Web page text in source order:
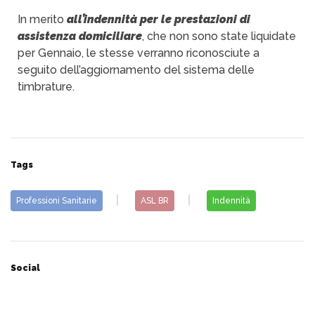
In merito all’indennità per le prestazioni di
assistenza domiciliare, che non sono state liquidate
per Gennaio, le stesse verranno riconosciute a
seguito dell’aggiornamento del sistema delle
timbrature.
Tags
Professioni Sanitarie ASL BR Indennità
Social